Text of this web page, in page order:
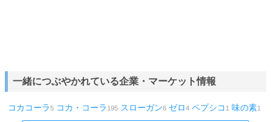
一緒につぶやかれている企業・マーケット情報
コカコーラ5 コカ・コーラ 195 スローガン6 ゼロ4 ペプシコ 1 味の素1